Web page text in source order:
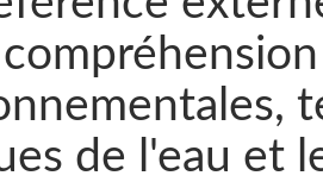
de l'eau et